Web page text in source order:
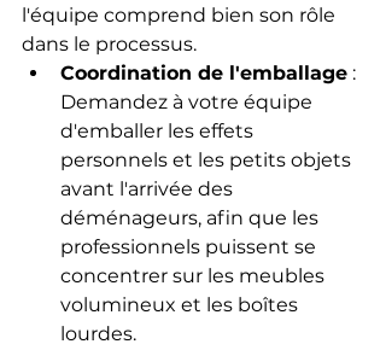
l'équipe comprend bien son rôle
dans le processus.
Coordination de l'emballage :
Demandez à votre équipe
d'emballer les effets
personnels et les petits objets
avant l'arrivée des
déménageurs, afin que les
professionnels puissent se
concentrer sur les meubles
volumineux et les boîtes
lourdes.